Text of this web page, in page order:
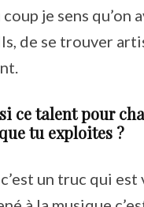
je sens qu’on
de se trouver
ce talent pour
tu exploites ?
un truc qui est